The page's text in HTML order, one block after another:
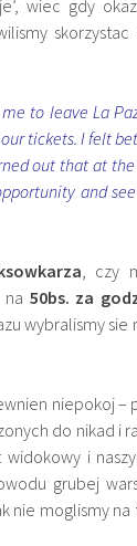
wiec gdy
to leave La
tickets. I felt
out that at
and
, czy
50bs. za
wybralismy sie
niepokoj –
do nikad i
i
grubej
nie moglismy